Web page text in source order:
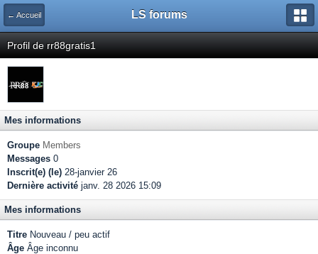
← Accueil LS forums
Profil de rr88gratis1
Mes informations
Groupe Members
Messages 0
Inscrit(e) (le) 28-janvier 26
Dernière activité janv. 28 2026 15:09
Mes informations
Titre Nouveau / peu actif
Âge Âge inconnu